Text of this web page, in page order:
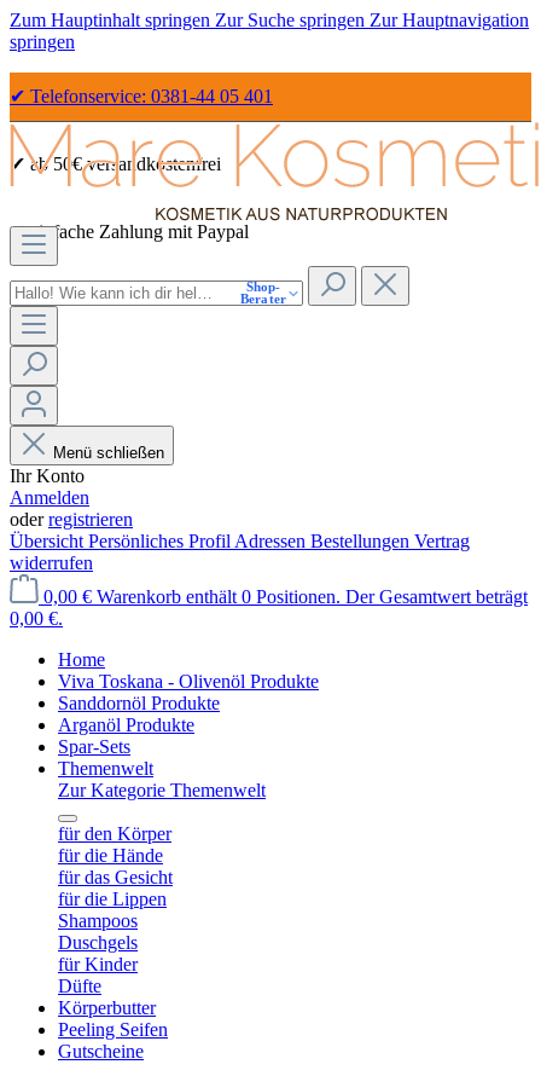
Zum Hauptinhalt springen Zur Suche springen Zur Hauptnavigation
springen
✔ Telefonservice: 0381-44 05 401
✔ ab 50€ versandkostenfrei
✔ einfache Zahlung mit Paypal
✔ Sicher Einkaufen dank SSL
Shop-
Berater
Menü schließen
Ihr Konto
Anmelden
oderregistrieren
Übersicht Persönliches Profil Adressen Bestellungen Vertrag
widerrufen
0,00 € Warenkorb enthält 0 Positionen. Der Gesamtwert beträgt
0,00 €.
Home
Viva Toskana - Olivenöl Produkte
Sanddornöl Produkte
Arganöl Produkte
Spar-Sets
Themenwelt
Zur Kategorie Themenwelt
für den Körper
für die Hände
für das Gesicht
für die Lippen
Shampoos
Duschgels
für Kinder
Düfte
Körperbutter
Peeling Seifen
Gutscheine